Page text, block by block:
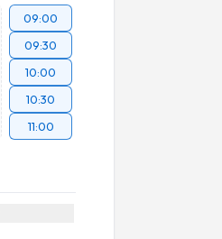
09:00
09:30
10:00
10:30
11:00